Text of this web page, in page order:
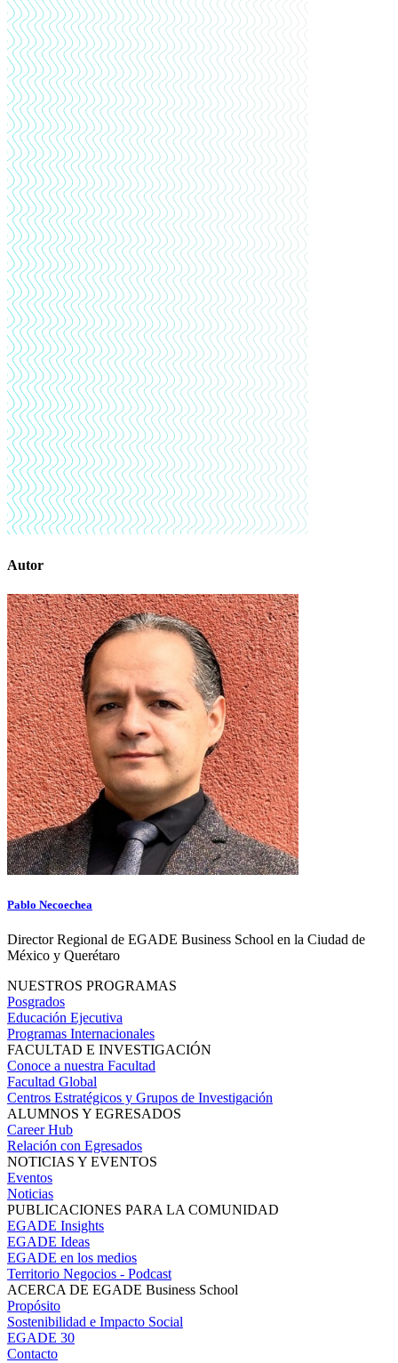
Autor
Pablo Necoechea
Director Regional de EGADE Business School en la Ciudad de
México y Querétaro
NUESTROS PROGRAMAS
Posgrados
Educación Ejecutiva
Programas Internacionales
FACULTAD E INVESTIGACIÓN
Conoce a nuestra Facultad
Facultad Global
Centros Estratégicos y Grupos de Investigación
ALUMNOS Y EGRESADOS
Career Hub
Relación con Egresados
NOTICIAS Y EVENTOS
Eventos
Noticias
PUBLICACIONES PARA LA COMUNIDAD
EGADE Insights
EGADE Ideas
EGADE en los medios
Territorio Negocios - Podcast
ACERCA DE EGADE Business School
Propósito
Sostenibilidad e Impacto Social
EGADE 30
Contacto